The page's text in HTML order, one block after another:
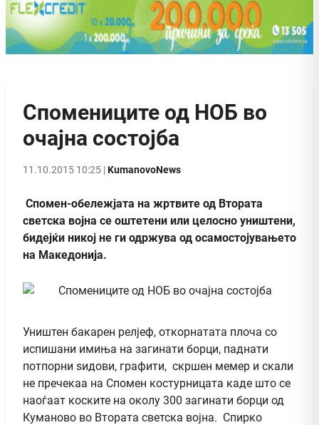
Спомениците од НОБ во
очајна состојба
11.10.2015 10:25 |KumanovoNews
Спомен-обележјата на жртвите од Втората
светска војна се оштетени или целосно уништени,
бидејќи никој не ги одржува од осамостојувањето
на Македонија.
Уништен бакарен релјеф, откорнатата плоча со
испишани имиња на загинати борци, паднати
потпорни ѕидови, графити, скршен мемер и скали
не пречекаа на Спомен костурницата каде што се
наоѓаат коските на околу 300 загинати борци од
Куманово во Втората светска војна. Спирко